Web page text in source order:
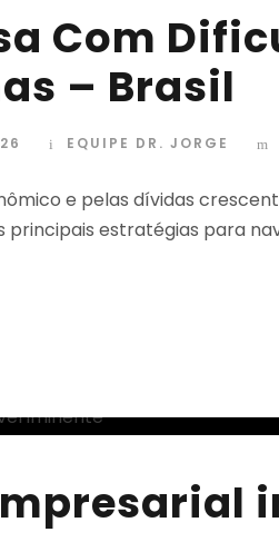
Com
– Brasil
EQUIPE DR. JORGE
e pelas dívidas
estratégias para